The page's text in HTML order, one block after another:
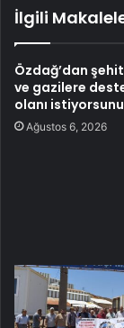
İlgili
Özdağ’dan şehit
ve gazilere
olanı
Ağustos 6, 2026